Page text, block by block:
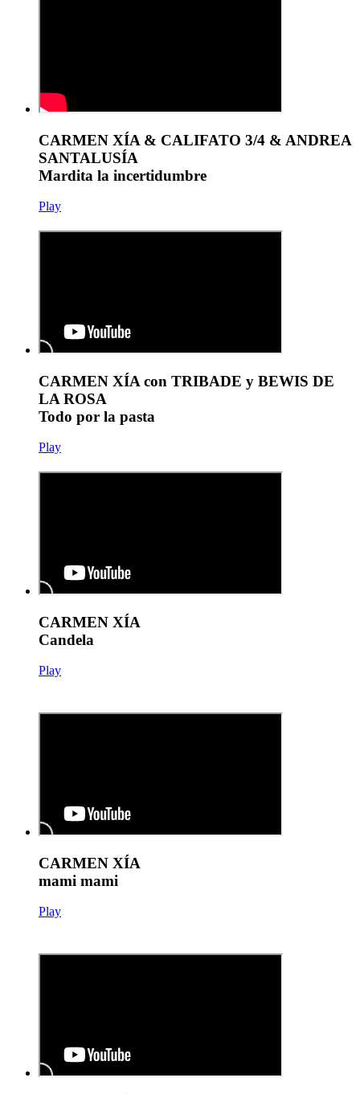
CARMEN XÍA & CALIFATO 3/4 & ANDREA
SANTALUSÍA
Mardita la incertidumbre
Play
CARMEN XÍA con TRIBADE y BEWIS DE
LA ROSA
Todo por la pasta
Play
CARMEN XÍA
Candela
Play
CARMEN XÍA
mami mami
Play